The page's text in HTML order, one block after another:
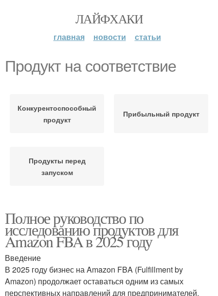
ЛАЙФХАКИ
главная новости статьи
Продукт на соответствие
Конкурентоспособный
продукт
Прибыльный продукт
Продукты перед
запуском
Полное руководство по
исследованию продуктов для
Amazon FBA в 2025 году
Введение
В 2025 году бизнес на Amazon FBA (Fulfillment by
Amazon) продолжает оставаться одним из самых
перспективных направлений для предпринимателей.